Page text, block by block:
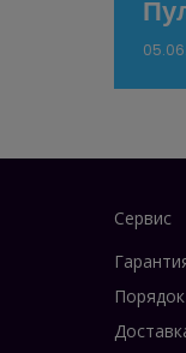
Сервис